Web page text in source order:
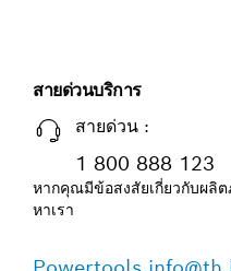
สายด่วนบริการ
สายด่วน :
1 800 888 123
หากคุณมีข้อสงสัยเกี่ยวกับผลิ
หาเรา